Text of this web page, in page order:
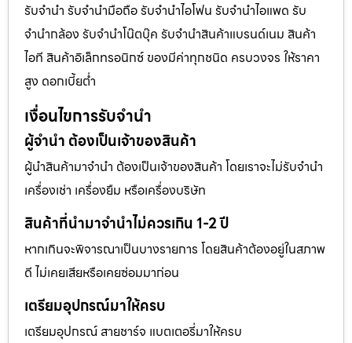
รับจำนำ รับจำนำมือถือ รับจำนำไอโฟน รับจำนำไอแพด รับ
จำนำกล้อง รับจำนำโน๊ตบุ๊ค รับจำนำสินค้าแบรนด์เนม สินค้า
ไอที สินค้าอิเล็กทรอนิกซ์ ของมีค่าทุกชนิด ครบวงจร ให้ราคา
สูง ดอกเบี้ยต่ำ
เงื่อนไขการรับจำนำ
ผู้จำนำ ต้องเป็นเจ้าของสินค้า
ผู้นำสินค้ามาจำนำ ต้องเป็นเจ้าของสินค้า โดยเราจะไม่รับจำนำ
เครื่องเช่า เครื่องยืม หรือเครื่องบริษัท
สินค้าที่นำมาจำนำไม่ควรเกิน 1-2 ปี
หากเกินจะพิจารณาเป็นบางรายการ โดยสินค้าต้องอยู่ในสภาพ
ดี ไม่เคยเสียหรือเคยซ่อมมาก่อน
เตรียมอุปกรณ์มาให้ครบ
เตรียมอุปกรณ์ สายชาร์จ แบตเตอรี่มาให้ครบ